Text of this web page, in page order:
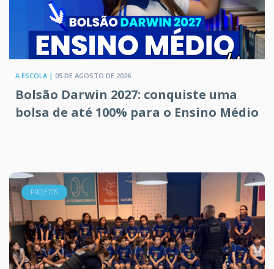
A ESCOLA | 05 DE AGOSTO DE 2026
Bolsão Darwin 2027: conquiste uma
bolsa de até 100% para o Ensino Médio
PROJETOS